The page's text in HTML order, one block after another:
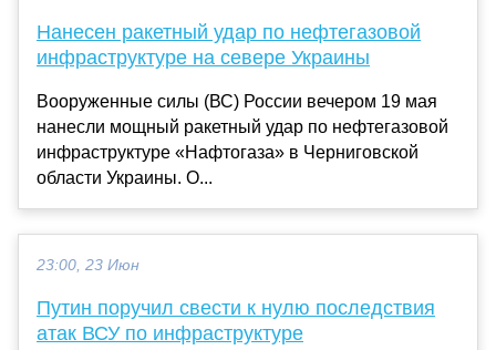
Нанесен ракетный удар по нефтегазовой
инфраструктуре на севере Украины
Вооруженные силы (ВС) России вечером 19 мая
нанесли мощный ракетный удар по нефтегазовой
инфраструктуре «Нафтогаза» в Черниговской
области Украины. О...
23:00, 23 Июн
Путин поручил свести к нулю последствия
атак ВСУ по инфраструктуре